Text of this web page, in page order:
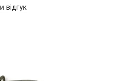
відгук